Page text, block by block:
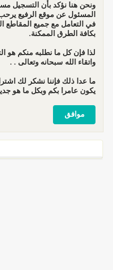
ونحن هنا نؤكد بأن التسجيل
المسئول عن موقع الرفيع
في التعامل مع جميع المقاطع
بكافة الطرق الممكنة.
لذا فإن كل ما نطلبه منكم هو
واتقاء الله سبحانه وتعالى . .
ما عدا ذلك فإننا نشكر لك
يكون عامرا بكم وبكل ما هو